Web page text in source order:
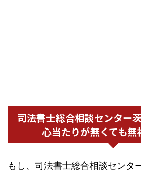
司法書士総合相談センター
心当たりが無くても無
もし、司法書士総合相談センタ